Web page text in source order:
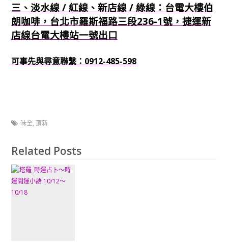
三、淡水線 / 紅線、新店線 / 綠線：台電大樓伯
朗咖啡，台北市羅斯福路三段236-1號，捷運新
店線台電大樓站一號出口
可事先與尋意聯繫：0912-485-598
味全, 頂新
Related Posts